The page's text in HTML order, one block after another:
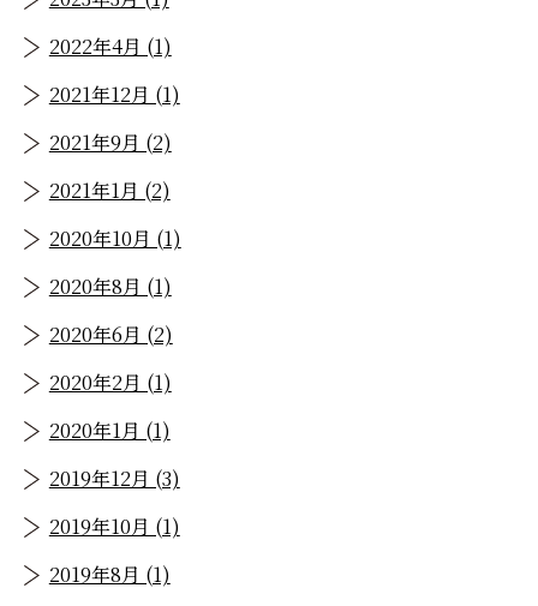
2022年4月 (1)
2021年12月 (1)
2021年9月 (2)
2021年1月 (2)
2020年10月 (1)
2020年8月 (1)
2020年6月 (2)
2020年2月 (1)
2020年1月 (1)
2019年12月 (3)
2019年10月 (1)
2019年8月 (1)